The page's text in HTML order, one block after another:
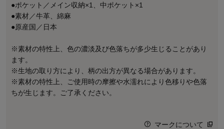
●ポケット／メイン収納×1、中ポケット×1
●素材／牛革、綿麻
●原産国／日本
※素材の特性上、色の濃淡及び色落ちが多少生じることがあり
ます。
※生地の取り方により、柄の出方が異なる場合があります。
※素材の特性上、ご使用時の摩擦や水濡れにより色移りや色落
ちが生じます。ご了承ください。
マークについて